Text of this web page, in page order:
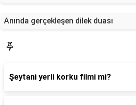
Anında gerçekleşen dilek duası
Şeytani yerli korku filmi mi?